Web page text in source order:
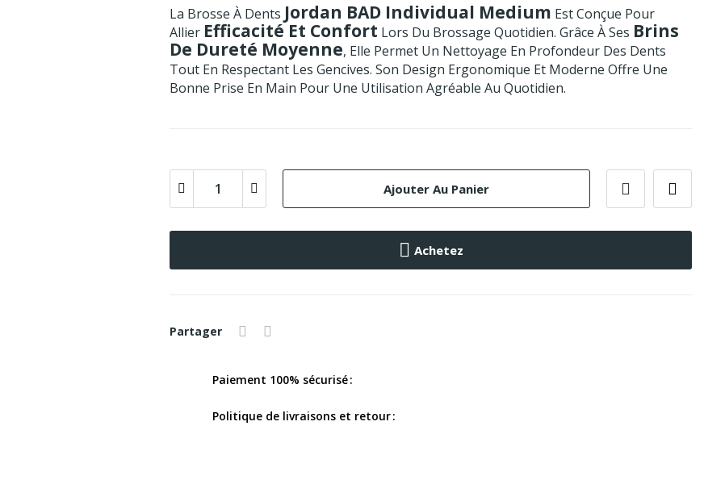
La Brosse À Dents Jordan BAD Individual Medium Est Conçue Pour
Allier Efficacité Et Confort Lors Du Brossage Quotidien. Grâce À Ses Brins
De Dureté Moyenne, Elle Permet Un Nettoyage En Profondeur Des Dents
Tout En Respectant Les Gencives. Son Design Ergonomique Et Moderne Offre Une
Bonne Prise En Main Pour Une Utilisation Agréable Au Quotidien.
Ajouter Au Panier
Achetez
Partager
Paiement 100% sécurisé
Politique de livraisons et retour